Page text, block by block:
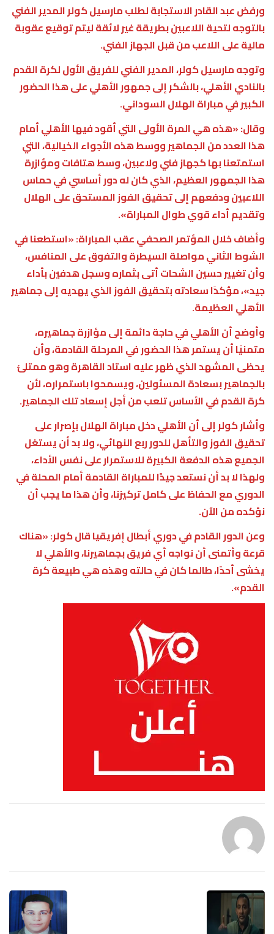
ورفض عبد القادر الاستجابة لطلب مارسيل كولر المدير الفني
بالتوجه لتحية اللاعبين بطريقة غير لائقة ليتم توقيع عقوبة
مالية على اللاعب من قبل الجهاز الفني.
وتوجه مارسيل كولر، المدير الفني للفريق الأول لكرة القدم
بالنادي الأهلي، بالشكر إلى جمهور الأهلي على هذا الحضور
الكبير في مباراة الهلال السوداني.
وقال: «هذه هي المرة الأولى التي أقود فيها الأهلي أمام
هذا العدد من الجماهير ووسط هذه الأجواء الخيالية، التي
استمتعنا بها كجهاز فني ولاعبين، وسط هتافات ومؤازرة
هذا الجمهور العظيم، الذي كان له دور أساسي في حماس
اللاعبين ودفعهم إلى تحقيق الفوز المستحق على الهلال
وتقديم أداء قوي طوال المباراة».
وأضاف خلال المؤتمر الصحفي عقب المباراة: «استطعنا في
الشوط الثاني مواصلة السيطرة والتفوق على المنافس،
وأن تغيير حسين الشحات أتى بثماره وسجل هدفين بأداء
جيد»، مؤكدًا سعادته بتحقيق الفوز الذي يهديه إلى جماهير
الأهلي العظيمة.
وأوضح أن الأهلي في حاجة دائمة إلى مؤازرة جماهيره،
متمنيًا أن يستمر هذا الحضور في المرحلة القادمة، وأن
يحظى المشهد الذي ظهر عليه استاد القاهرة وهو ممتلئ
بالجماهير بسعادة المسئولين، ويسمحوا باستمراره، لأن
كرة القدم في الأساس تلعب من أجل إسعاد تلك الجماهير.
وأشار كولر إلى أن الأهلي دخل مباراة الهلال بإصرار على
تحقيق الفوز والتأهل للدور ربع النهائي، ولا بد أن يستغل
الجميع هذه الدفعة الكبيرة للاستمرار على نفس الأداء،
ولهذا لا بد أن نستعد جيدًا للمباراة القادمة أمام المحلة في
الدوري مع الحفاظ على كامل تركيزنا، وأن هذا ما يجب أن
نؤكده من الآن.
وعن الدور القادم في دوري أبطال إفريقيا قال كولر: «هناك
قرعة وأتمنى أن نواجه أي فريق بجماهيرنا، والأهلي لا
يخشى أحدًا، طالما كان في حالته وهذه هي طبيعة كرة
القدم».